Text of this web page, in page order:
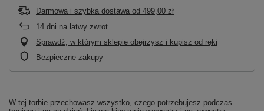
Darmowa i szybka dostawa od 499,00 zł
14 dni na łatwy zwrot
Sprawdź, w którym sklepie obejrzysz i kupisz od ręki
Bezpieczne zakupy
W tej torbie przechowasz wszystko, czego potrzebujesz podczas